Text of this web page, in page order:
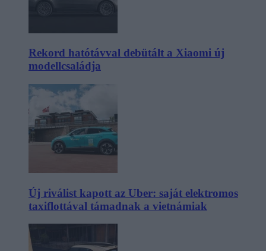
Rekord hatótávval debütált a Xiaomi új
modellcsaládja
Új riválist kapott az Uber: saját elektromos
taxiflottával támadnak a vietnámiak